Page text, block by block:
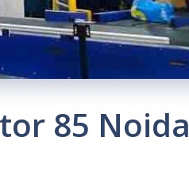
85 Noida